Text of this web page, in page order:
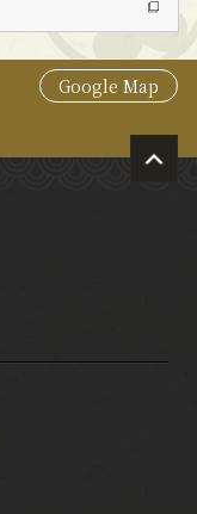
Google Map